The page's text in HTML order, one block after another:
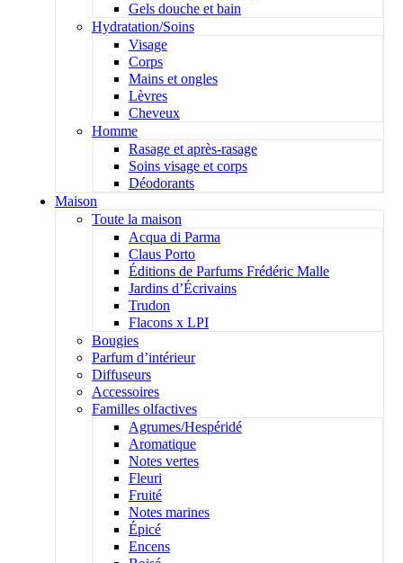
Gels douche et bain
Hydratation/Soins
Visage
Corps
Mains et ongles
Lèvres
Cheveux
Homme
Rasage et après-rasage
Soins visage et corps
Déodorants
Maison
Toute la maison
Acqua di Parma
Claus Porto
Éditions de Parfums Frédéric Malle
Jardins d’Écrivains
Trudon
Flacons x LPI
Bougies
Parfum d’intérieur
Diffuseurs
Accessoires
Familles olfactives
Agrumes/Hespéridé
Aromatique
Notes vertes
Fleuri
Fruité
Notes marines
Épicé
Encens